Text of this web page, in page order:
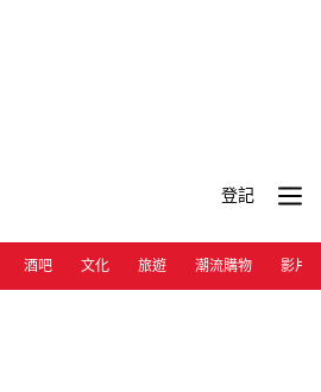
登記
酒吧 文化 旅遊 潮流購物 影片
Nicholas Wong